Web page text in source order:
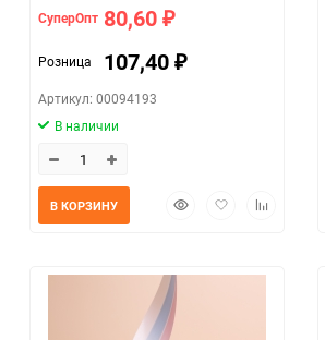
СуперОпт 80,60 ₽
Розница 107,40 ₽
Артикул: 00094193
В наличии
БыстрыйДобавитьДобавить
В КОРЗИНУ